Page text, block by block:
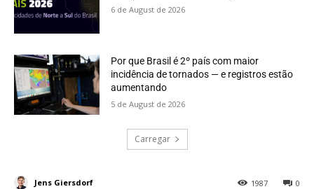
6 de August de 2026
Por que Brasil é 2º país com maior
incidência de tornados — e registros estão
aumentando
5 de August de 2026
Carregar
Jens Giersdorf 0
1987